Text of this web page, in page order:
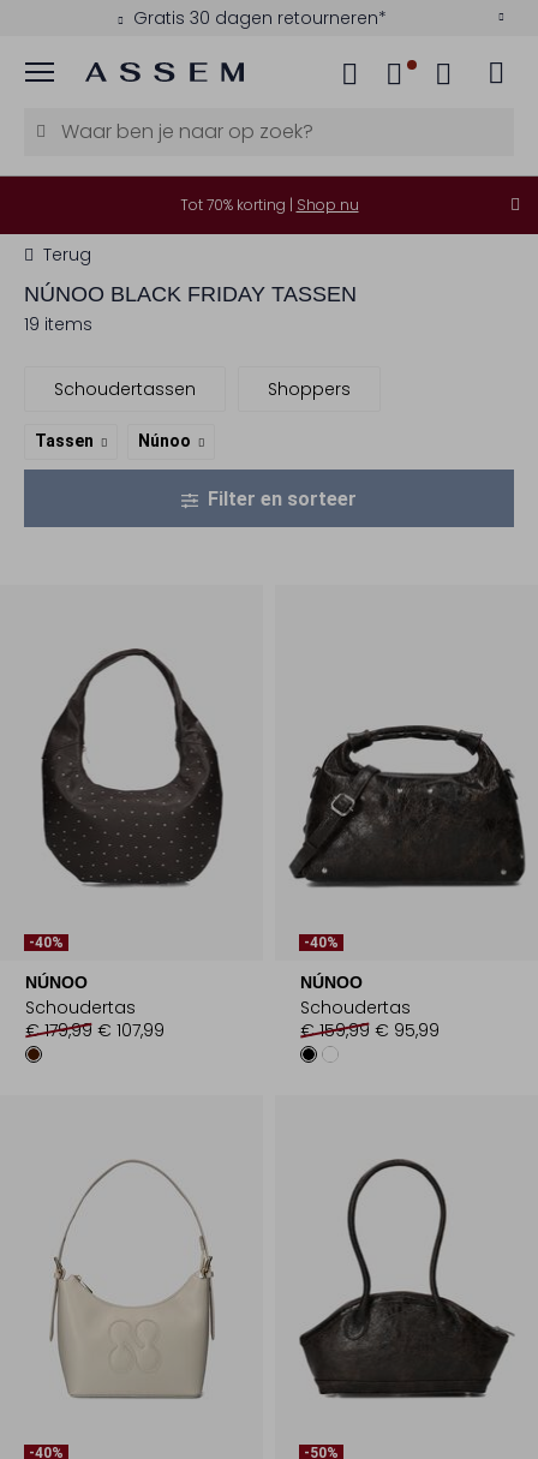
Gratis 30 dagen retourneren*
Menu
Tot 70% korting | Shop nu
Terug
NÚNOO BLACK FRIDAY TASSEN
19 items
Schoudertassen Shoppers
Tassen Núnoo
Filter en sorteer
-40%
NÚNOO
Schoudertas
€ 179,99 € 107,99
-40%
NÚNOO
Schoudertas
€ 159,99 € 95,99
-40% -50%